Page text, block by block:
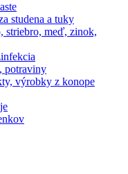
studena a tuky
striebro, meď, zinok,
potraviny
výrobky z konope